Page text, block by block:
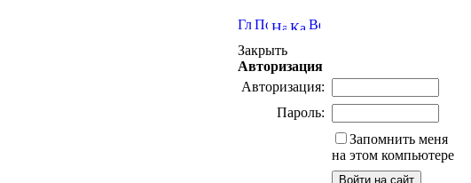
Закрыть
Авторизация
Авторизация:
Пароль:
Запомнить меня
на этом компьютере